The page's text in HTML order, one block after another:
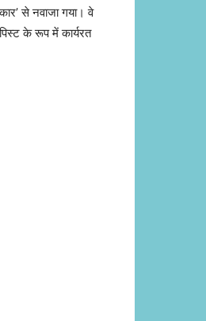
से नवाजा गया। वे
के रूप में कार्यरत